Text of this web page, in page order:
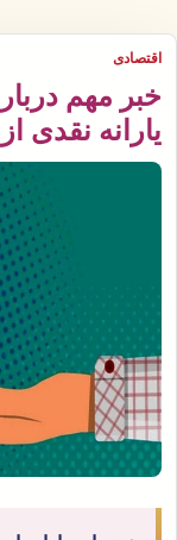
اقتصادی
خبر مهم
یارانه